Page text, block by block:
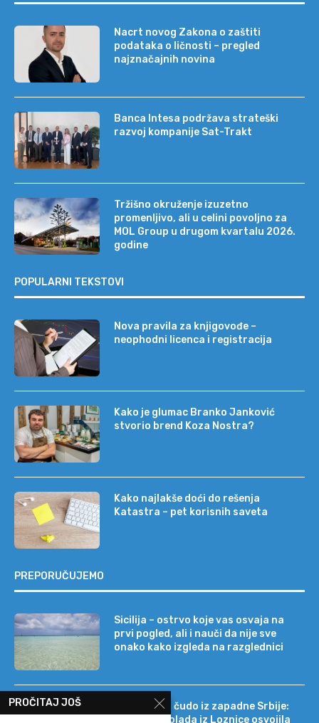
Nacrt novog Zakona o zaštiti
podataka o ličnosti – pregled
najznačajnih novina
Banca Intesa podržava strateški
razvoj kompanije Sat-Trakt
Tržišno okruženje izuzetno
promenljivo, ali u celini povoljno za
MOL Group u drugom kvartalu 2026.
godine
POPULARNI TEKSTOVI
Nova pravila za knjigovođe –
neophodni licenca i registracija
Kako je glumac Branko Janković
stvorio brend Koza Nostra?
Kako najlakše doći do rešenja
Katastra – pet korisnih saveta
PREPORUČUJEMO
Sicilija – ostrvo koje vas osvaja na
prvi pogled, ali i nauči da nije sve
onako kako izgleda na razglednici
Tehnološko čudo iz zapadne Srbije:
kako je čokolada iz Loznice osvojila
PROČITAJ JOŠ